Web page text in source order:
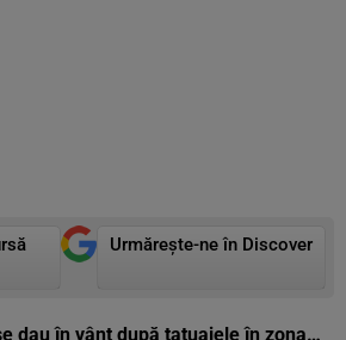
Urmărește-ne în Discover
dau în vânt după tatuajele în zona…